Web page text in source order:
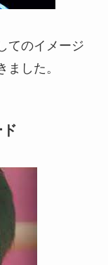
てのイメージ
した。